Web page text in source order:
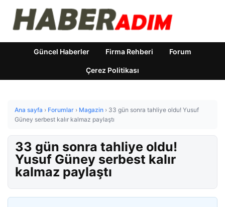
Güncel Haberler Firma Rehberi Forum
Çerez Politikası
Ana sayfa › Forumlar › Magazin › 33 gün sonra tahliye oldu! Yusuf
Güney serbest kalır kalmaz paylaştı
33 gün sonra tahliye oldu!
Yusuf Güney serbest kalır
kalmaz paylaştı